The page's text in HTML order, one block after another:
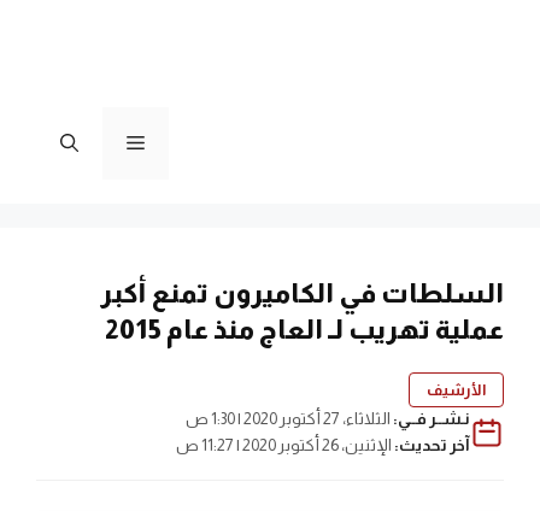
القائمة
السلطات في الكاميرون تمنع أكبر
عملية تهريب لـ العاج منذ عام 2015
الأرشيف
نـشــر فــي: الثلاثاء، 27 أكتوبر 2020 | 1:30 ص
آخر تحديث: الإثنين، 26 أكتوبر 2020 | 11:27 ص